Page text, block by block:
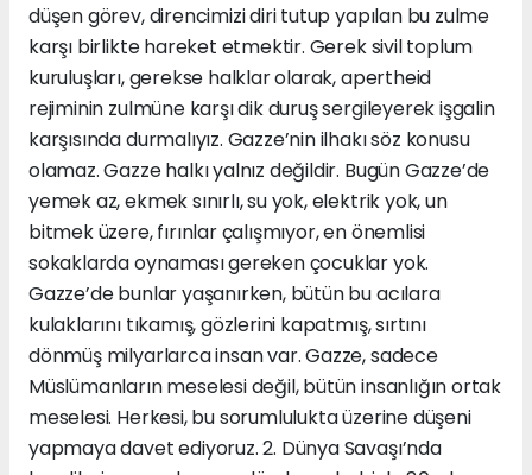
düşen görev, direncimizi diri tutup yapılan bu zulme
karşı birlikte hareket etmektir. Gerek sivil toplum
kuruluşları, gerekse halklar olarak, apertheid
rejiminin zulmüne karşı dik duruş sergileyerek işgalin
karşısında durmalıyız. Gazze’nin ilhakı söz konusu
olamaz. Gazze halkı yalnız değildir. Bugün Gazze’de
yemek az, ekmek sınırlı, su yok, elektrik yok, un
bitmek üzere, fırınlar çalışmıyor, en önemlisi
sokaklarda oynaması gereken çocuklar yok.
Gazze’de bunlar yaşanırken, bütün bu acılara
kulaklarını tıkamış, gözlerini kapatmış, sırtını
dönmüş milyarlarca insan var. Gazze, sadece
Müslümanların meselesi değil, bütün insanlığın ortak
meselesi. Herkesi, bu sorumlulukta üzerine düşeni
yapmaya davet ediyoruz. 2. Dünya Savaşı’nda